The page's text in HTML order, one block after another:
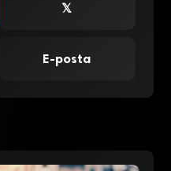
𝕏
E-posta